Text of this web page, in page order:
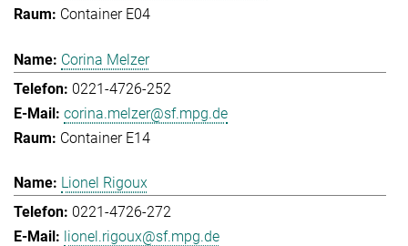
Container E04
Corina Melzer
0221-4726-252
corina.melzer@sf.mpg.de
Container E14
Lionel Rigoux
0221-4726-272
lionel.rigoux@sf.mpg.de